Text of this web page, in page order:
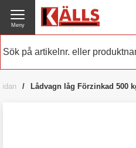
0476 - 214 80
Meny
Lådvagn låg Förzinkad 500